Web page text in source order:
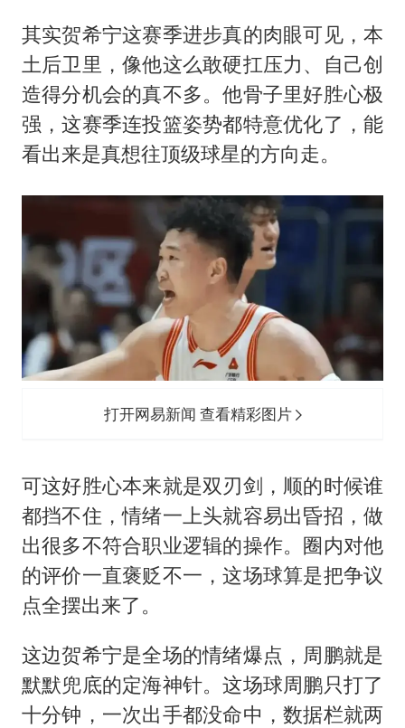
其实贺希宁这赛季进步真的肉眼可见，本
土后卫里，像他这么敢硬扛压力、自己创
造得分机会的真不多。他骨子里好胜心极
强，这赛季连投篮姿势都特意优化了，能
看出来是真想往顶级球星的方向走。
打开网易新闻 查看精彩图片
可这好胜心本来就是双刃剑，顺的时候谁
都挡不住，情绪一上头就容易出昏招，做
出很多不符合职业逻辑的操作。圈内对他
的评价一直褒贬不一，这场球算是把争议
点全摆出来了。
这边贺希宁是全场的情绪爆点，周鹏就是
默默兜底的定海神针。这场球周鹏只打了
十分钟，一次出手都没命中，数据栏就两